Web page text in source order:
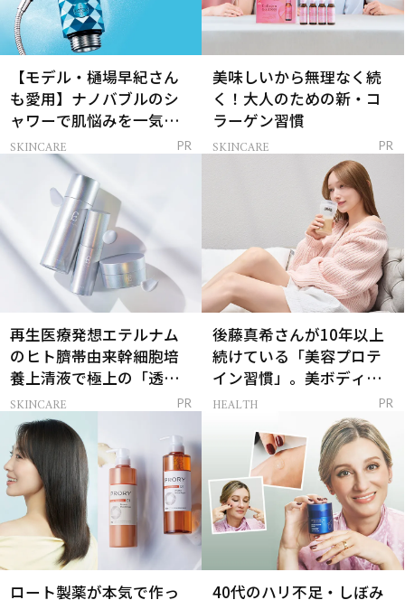
【モデル・樋場早紀さん
も愛用】ナノバブルのシ
ャワーで肌悩みを一気に
解決
SKINCARE PR
美味しいから無理なく続
く！大人のための新・コ
ラーゲン習慣
SKINCARE PR
再生医療発想エテルナム
のヒト臍帯由来幹細胞培
養上清液で極上の「透明
感ハリ肌」へ
SKINCARE PR
後藤真希さんが10年以上
続けている「美容プロテ
イン習慣」。美ボディを
支える朝ルーティンと
HEALTH PR
ロート製薬が本気で作っ
40代のハリ不足・しぼみ